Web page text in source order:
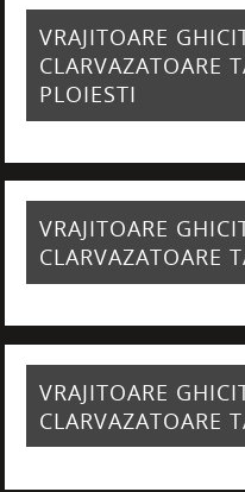
VRAJITOARE
CLARVAZATOARE
PLOIESTI
VRAJITOARE
CLARVAZATOARE
VRAJITOARE
CLARVAZATOARE